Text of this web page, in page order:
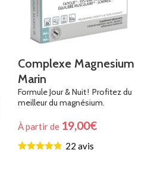
Complexe Magnesium
Marin
Formule Jour & Nuit ! Profitez du
meilleur du magnésium.
À partir de 19,00€
22 avis